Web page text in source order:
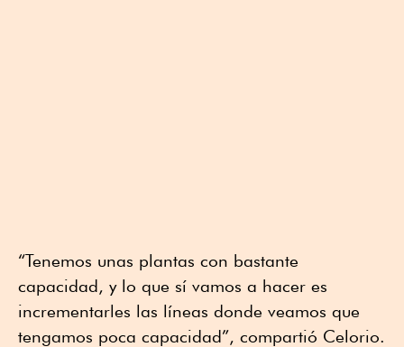
“Tenemos unas plantas con bastante
capacidad, y lo que sí vamos a hacer es
incrementarles las líneas donde veamos que
tengamos poca capacidad”, compartió Celorio.